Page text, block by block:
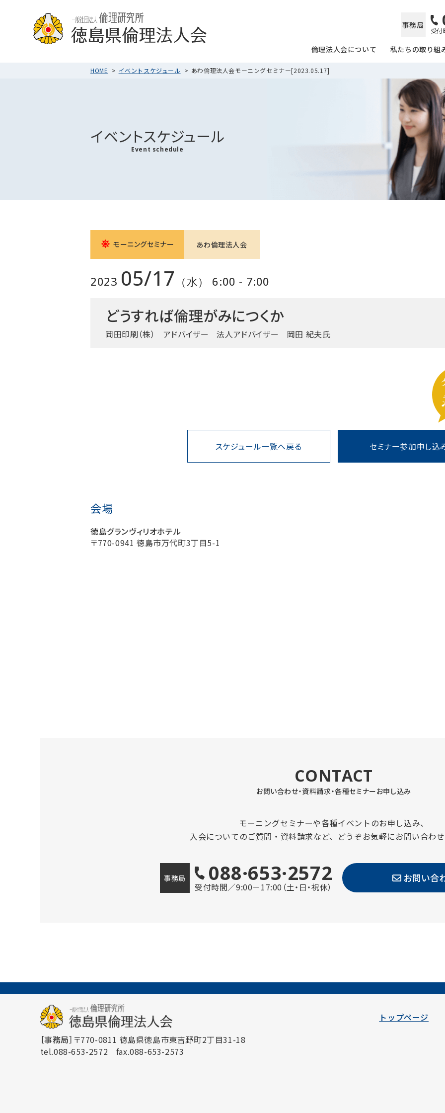
事務局
受付
倫理法人会について 私たちの取り組
HOME イベントスケジュール あわ倫理法人会モーニングセミナー[2023.05.17]
イベントスケジュール
Event schedule
モーニングセミナー あわ倫理法人会
2023 05/17 （水） 6:00 - 7:00
どうすれば倫理がみにつくか
岡田印刷（株） アドバイザー 法人アドバイザー 岡田 紀夫氏
スケジュール一覧へ戻る セミナー参加申し込
会場
徳島グランヴィリオホテル
〒770-0941 徳島市万代町3丁目5-1
CONTACT
お問い合わせ・資料請求・各種セミナーお申し込み
モーニングセミナーや各種イベントのお申し込み、
入会についてのご質問・資料請求など、どうぞお気軽にお問い合わ
事務局 088·653·2572
受付時間／9:00－17:00（土・日・祝休）
お問い合
［事務局］ 〒770-0811 徳島県徳島市東吉野町2丁目31-18
tel.088-653-2572 fax.088-653-2573
トップページ